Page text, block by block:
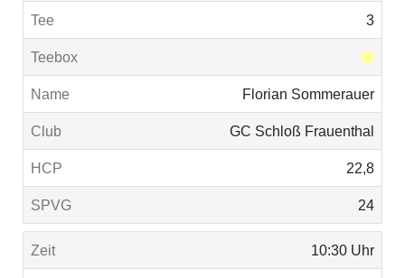
3
Florian Sommerauer
GC Schloß Frauenthal
22,8
24
10:30 Uhr